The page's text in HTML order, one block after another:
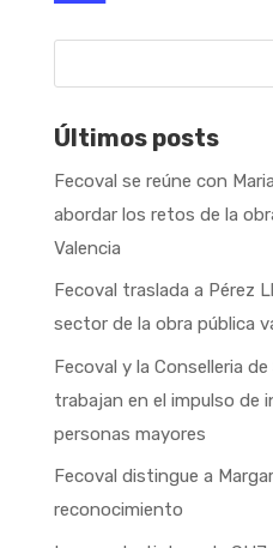
Últimos posts
Fecoval se reúne con
abordar los retos de la
Valencia
Fecoval traslada a Pérez
sector de la obra pública
Fecoval y la Conselleria
trabajan en el impulso de
personas mayores
Fecoval distingue a
reconocimiento